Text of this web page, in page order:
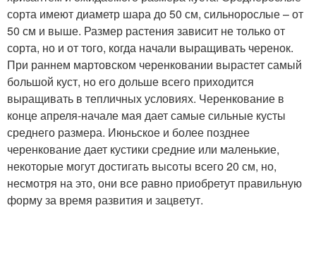
сорта имеют диаметр шара до 50 см, сильнорослые – от
50 см и выше. Размер растения зависит не только от
сорта, но и от того, когда начали выращивать черенок.
При раннем мартовском черенковании вырастет самый
большой куст, но его дольше всего приходится
выращивать в тепличных условиях. Черенкование в
конце апреля-начале мая дает самые сильные кусты
среднего размера. Июньское и более позднее
черенкование дает кустики средние или маленькие,
некоторые могут достигать высоты всего 20 см, но,
несмотря на это, они все равно приобретут правильную
форму за время развития и зацветут.